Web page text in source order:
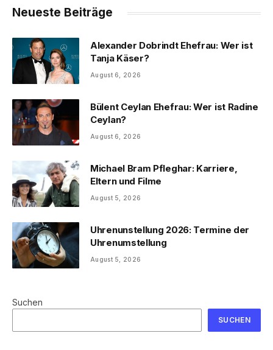
Neueste Beiträge
Alexander Dobrindt Ehefrau: Wer ist
Tanja Käser?
August 6, 2026
Bülent Ceylan Ehefrau: Wer ist Radine
Ceylan?
August 6, 2026
Michael Bram Pfleghar: Karriere,
Eltern und Filme
August 5, 2026
Uhrenunstellung 2026: Termine der
Uhrenumstellung
August 5, 2026
Suchen
SUCHEN